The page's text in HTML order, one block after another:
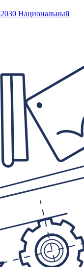
Национальный